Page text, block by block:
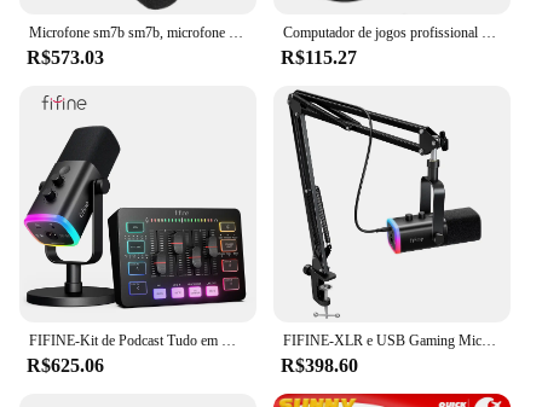
R$573.03 R$115.27
R$625.06
FIFINE-XLR e USB Gaming Microfone Kit com fone de ouvido, Mute, RGB, Suporte de braço, Conjunto de microfone dinâmico para PC, PS5 e PS4, Mixer, Amplificador, AM8T
R$398.60